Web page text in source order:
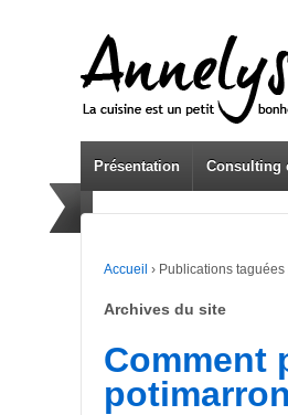
Présentation Consulting
Accueil › Publications taguées
Archives du site
Comment
potimarron